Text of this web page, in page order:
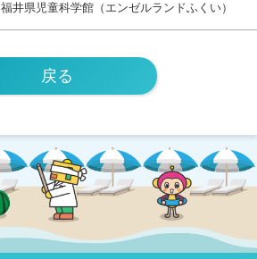
福井県児童科学館（エンゼルランドふくい）